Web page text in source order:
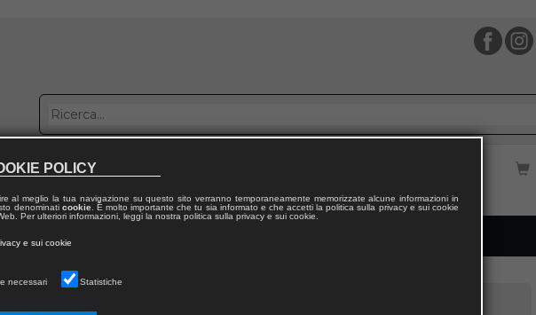
con noi
POLICY
al meglio la tua navigazione su questo sito verranno temporaneamente memorizzate alcune informazioni in
denominati cookie. È molto importante che tu sia informato e che accetti la politica sulla privacy e sui cookie
Per ulteriori informazioni, leggi la nostra politica sulla privacy e sui cookie.
e sui cookie
necessari Statistiche